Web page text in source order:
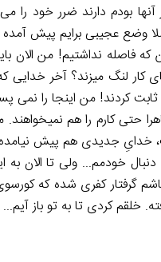
بودم دارند ضرر خود را
وضع عجیبی برایم پیش
فاصله نداشتیم! من الان
لنگ میزند؟ آخر خدایی که
کردند! من اینجا را نمی
حتی کارم را هم
خدایِ جدیدی هم پیش
خودمم... ولی تا الان
گرفتار کفری شده که
کردی تا به تو باز